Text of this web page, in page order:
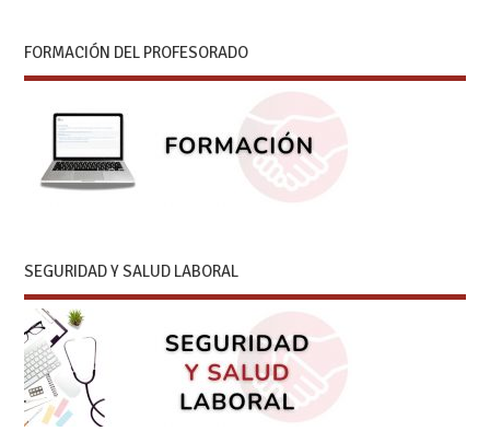
FORMACIÓN DEL PROFESORADO
SEGURIDAD Y SALUD LABORAL